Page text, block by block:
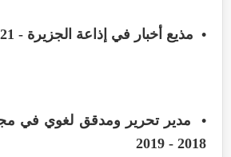
• مذيع أخبار في إذاعة الجزيرة - 2021
• مدير تحرير ومدقق لغوي في
2018 - 2019